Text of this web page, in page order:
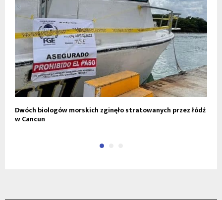
Dwóch biologów morskich zginęło stratowanych przez łódź
w Cancun